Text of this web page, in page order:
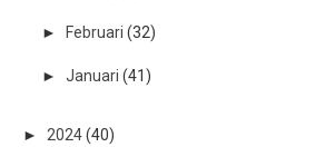
► Februari (32)
► Januari (41)
►2024(40)